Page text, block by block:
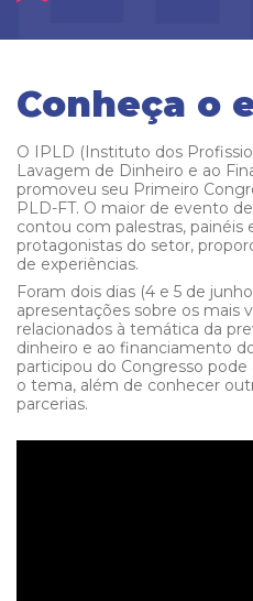
Conheça o
O IPLD (Instituto dos
Lavagem de Dinheiro e ao
promoveu seu Primeiro
PLD-FT. O maior de evento
contou com palestras, painéis
protagonistas do setor,
de experiências.
Foram dois dias (4 e 5 de
apresentações sobre os mais
relacionados à temática da
dinheiro e ao financiamento
participou do Congresso
o tema, além de conhecer
parcerias.